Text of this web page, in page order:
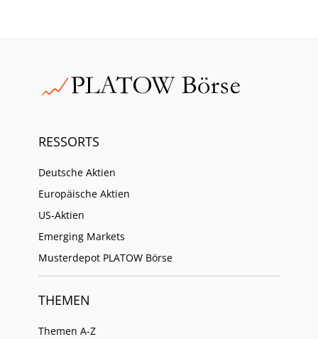
RESSORTS
Deutsche Aktien
Europäische Aktien
US-Aktien
Emerging Markets
Musterdepot PLATOW Börse
THEMEN
Themen A-Z